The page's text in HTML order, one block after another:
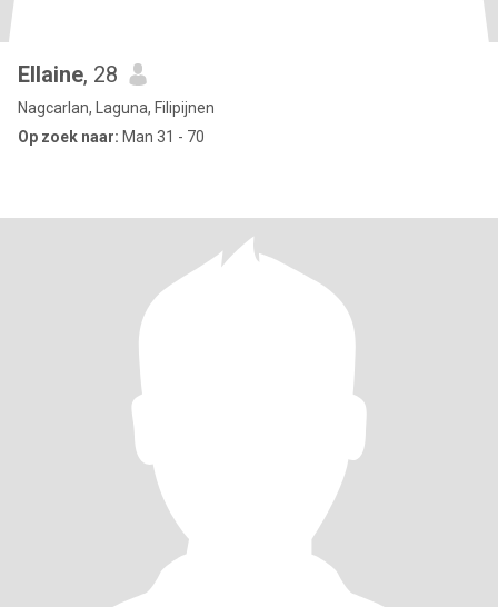
Ellaine, 28
Nagcarlan, Laguna, Filipijnen
Op zoek naar: Man 31 - 70